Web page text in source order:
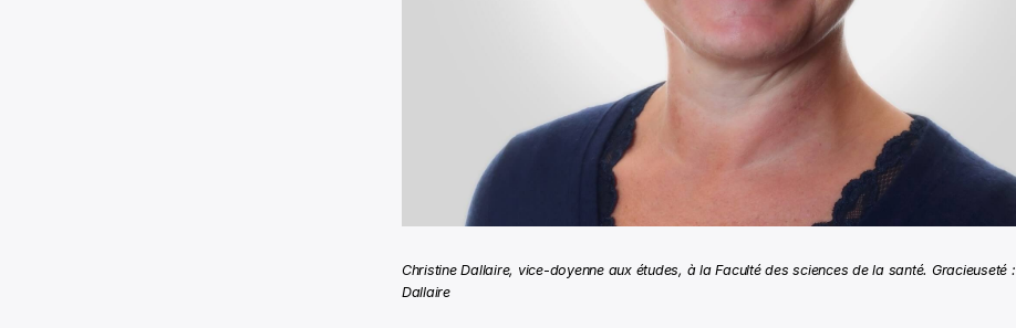
Christine Dallaire, vice-doyenne aux études, à la Faculté des sciences de la santé. Gracieuseté
Dallaire